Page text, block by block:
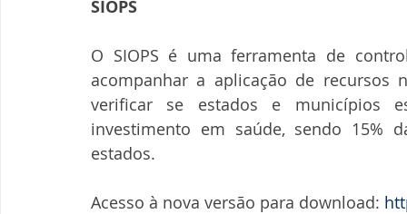
SIOPS
O SIOPS é uma ferramenta de
acompanhar a aplicação de
verificar se estados e municípios
investimento em saúde, sendo 15%
estados.
Acesso à nova versão para download: